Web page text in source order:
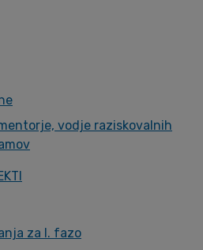
vodje raziskovalnih
za I. fazo